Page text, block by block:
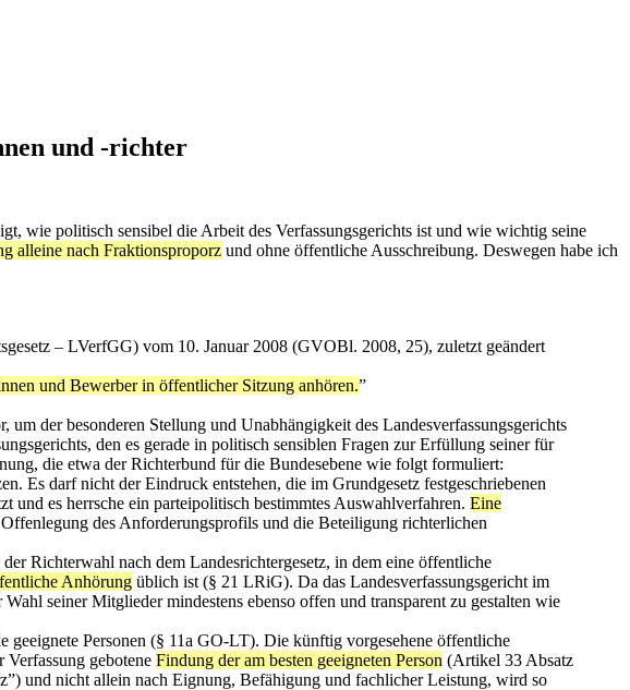
und -richter
wie politisch sensibel die Arbeit des Verfassungsgerichts ist und wie wichtig seine
alleine nach Fraktionsproporz und ohne öffentliche Ausschreibung. Deswegen habe ich
– LVerfGG) vom 10. Januar 2008 (GVOBl. 2008, 25), zuletzt geändert
und Bewerber in öffentlicher Sitzung anhören.”
der besonderen Stellung und Unabhängigkeit des Landesverfassungsgerichts
den es gerade in politisch sensiblen Fragen zur Erfüllung seiner für
die etwa der Richterbund für die Bundesebene wie folgt formuliert:
Es darf nicht der Eindruck entstehen, die im Grundgesetz festgeschriebenen
es herrsche ein parteipolitisch bestimmtes Auswahlverfahren. Eine
des Anforderungsprofils und die Beteiligung richterlichen
Richterwahl nach dem Landesrichtergesetz, in dem eine öffentliche
Anhörung üblich ist (§ 21 LRiG). Da das Landesverfassungsgericht im
seiner Mitglieder mindestens ebenso offen und transparent zu gestalten wie
geeignete Personen (§ 11a GO-LT). Die künftig vorgesehene öffentliche
gebotene Findung der am besten geeigneten Person (Artikel 33 Absatz
und nicht allein nach Eignung, Befähigung und fachlicher Leistung, wird so